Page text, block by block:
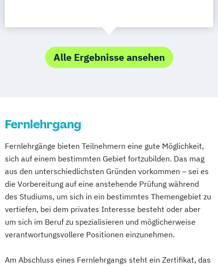
Alle Ergebnisse ansehen
Fernlehrgang
Fernlehrgänge bieten Teilnehmern eine gute Möglichkeit,
sich auf einem bestimmten Gebiet fortzubilden. Das mag
aus den unterschiedlichsten Gründen vorkommen – sei es
die Vorbereitung auf eine anstehende Prüfung während
des Studiums, um sich in ein bestimmtes Themengebiet zu
vertiefen, bei dem privates Interesse besteht oder aber
um sich im Beruf zu spezialisieren und möglicherweise
verantwortungsvollere Positionen einzunehmen.
Am Abschluss eines Fernlehrgangs steht ein Zertifikat, das